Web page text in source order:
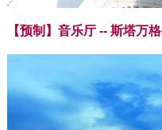
【预制】音乐厅 -- 斯塔万格